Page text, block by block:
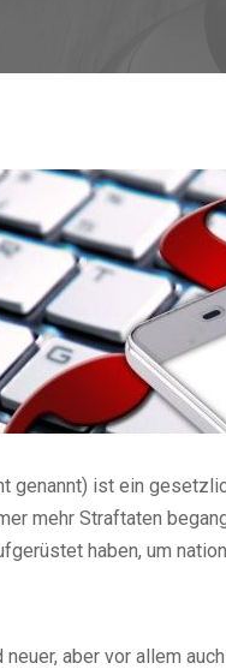
genannt) ist ein
mehr Straftaten
haben, um
neuer, aber vor allem